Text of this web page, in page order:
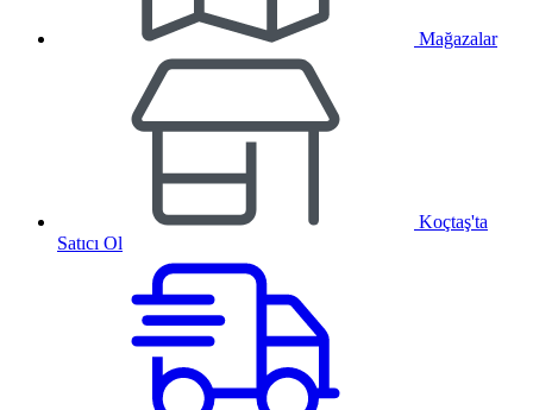
Mağazalar
Koçtaş'ta
Satıcı Ol